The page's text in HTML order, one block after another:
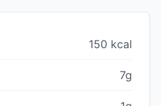
150 kcal
7g